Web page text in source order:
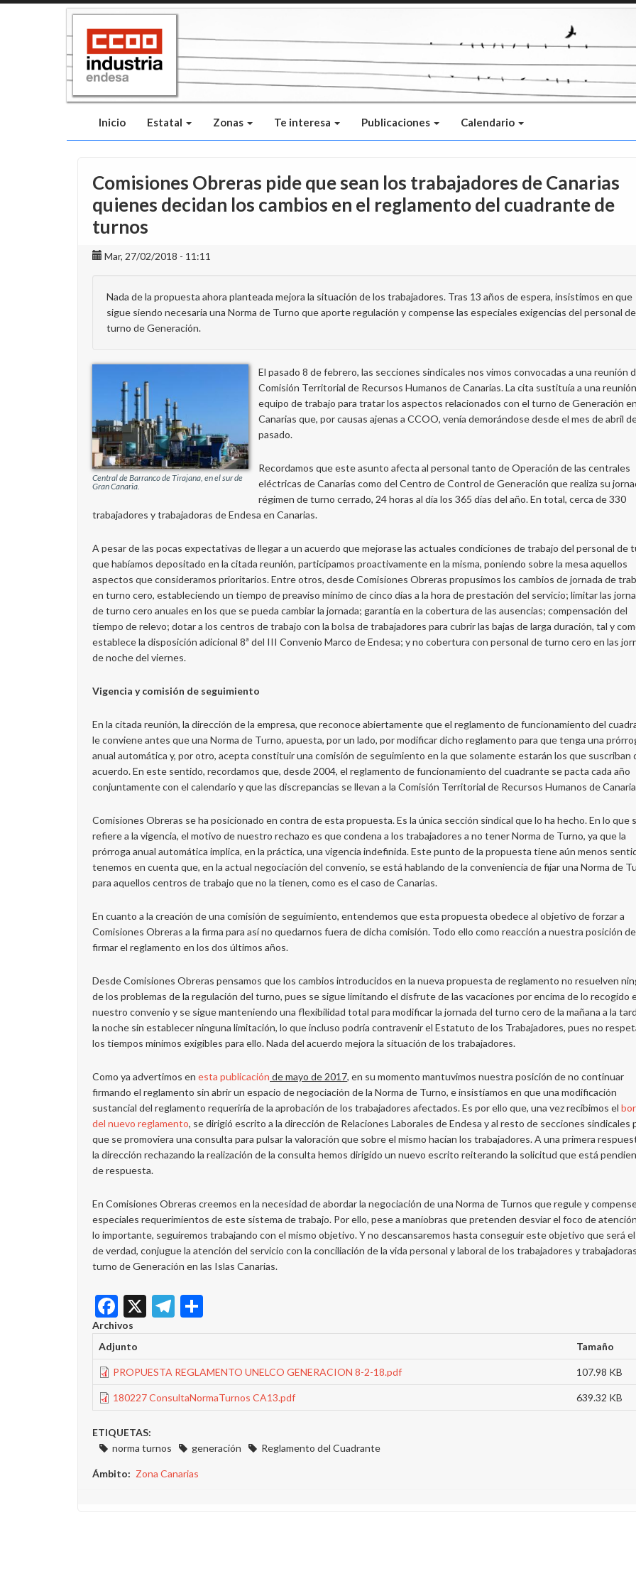
Inicio Estatal Zonas Te interesa Publicaciones Calendario
Comisiones Obreras pide que sean los trabajadores de Canarias
quienes decidan los cambios en el reglamento del cuadrante de
turnos
Mar, 27/02/2018 - 11:11
Nada de la propuesta ahora planteada mejora la situación de los trabajadores. Tras 13 años de espera, insistimos en que
sigue siendo necesaria una Norma de Turno que aporte regulación y compense las especiales exigencias del personal de
turno de Generación.
Central de Barranco de Tirajana, en el sur de
Gran Canaria.
El pasado 8 de febrero, las secciones sindicales nos vimos convocadas a una reunión
Comisión Territorial de Recursos Humanos de Canarias. La cita sustituía a una
equipo de trabajo para tratar los aspectos relacionados con el turno de Generación en
Canarias que, por causas ajenas a CCOO, venía demorándose desde el mes de abril
pasado.
Recordamos que este asunto afecta al personal tanto de Operación de las centrales
eléctricas de Canarias como del Centro de Control de Generación que realiza su
régimen de turno cerrado, 24 horas al día los 365 días del año. En total, cerca de 330
trabajadores y trabajadoras de Endesa en Canarias.
A pesar de las pocas expectativas de llegar a un acuerdo que mejorase las actuales condiciones de trabajo del personal de
que habíamos depositado en la citada reunión, participamos proactivamente en la misma, poniendo sobre la mesa aquellos
aspectos que consideramos prioritarios. Entre otros, desde Comisiones Obreras propusimos los cambios de jornada de
en turno cero, estableciendo un tiempo de preaviso mínimo de cinco días a la hora de prestación del servicio; limitar las
de turno cero anuales en los que se pueda cambiar la jornada; garantía en la cobertura de las ausencias; compensación del
tiempo de relevo; dotar a los centros de trabajo con la bolsa de trabajadores para cubrir las bajas de larga duración, tal y
establece la disposición adicional 8ª del III Convenio Marco de Endesa; y no cobertura con personal de turno cero en las
de noche del viernes.
Vigencia y comisión de seguimiento
En la citada reunión, la dirección de la empresa, que reconoce abiertamente que el reglamento de funcionamiento del
le conviene antes que una Norma de Turno, apuesta, por un lado, por modificar dicho reglamento para que tenga una
anual automática y, por otro, acepta constituir una comisión de seguimiento en la que solamente estarán los que suscriban
acuerdo. En este sentido, recordamos que, desde 2004, el reglamento de funcionamiento del cuadrante se pacta cada año
conjuntamente con el calendario y que las discrepancias se llevan a la Comisión Territorial de Recursos Humanos de
Comisiones Obreras se ha posicionado en contra de esta propuesta. Es la única sección sindical que lo ha hecho. En lo que
refiere a la vigencia, el motivo de nuestro rechazo es que condena a los trabajadores a no tener Norma de Turno, ya que la
prórroga anual automática implica, en la práctica, una vigencia indefinida. Este punto de la propuesta tiene aún menos
tenemos en cuenta que, en la actual negociación del convenio, se está hablando de la conveniencia de fijar una Norma de
para aquellos centros de trabajo que no la tienen, como es el caso de Canarias.
En cuanto a la creación de una comisión de seguimiento, entendemos que esta propuesta obedece al objetivo de forzar a
Comisiones Obreras a la firma para así no quedarnos fuera de dicha comisión. Todo ello como reacción a nuestra posición
firmar el reglamento en los dos últimos años.
Desde Comisiones Obreras pensamos que los cambios introducidos en la nueva propuesta de reglamento no resuelven
de los problemas de la regulación del turno, pues se sigue limitando el disfrute de las vacaciones por encima de lo recogido
nuestro convenio y se sigue manteniendo una flexibilidad total para modificar la jornada del turno cero de la mañana a la
la noche sin establecer ninguna limitación, lo que incluso podría contravenir el Estatuto de los Trabajadores, pues no
los tiempos mínimos exigibles para ello. Nada del acuerdo mejora la situación de los trabajadores.
Como ya advertimos en esta publicación de mayo de 2017, en su momento mantuvimos nuestra posición de no continuar
firmando el reglamento sin abrir un espacio de negociación de la Norma de Turno, e insistíamos en que una modificación
sustancial del reglamento requeriría de la aprobación de los trabajadores afectados. Es por ello que, una vez recibimos el
del nuevo reglamento, se dirigió escrito a la dirección de Relaciones Laborales de Endesa y al resto de secciones sindicales
que se promoviera una consulta para pulsar la valoración que sobre el mismo hacían los trabajadores. A una primera
la dirección rechazando la realización de la consulta hemos dirigido un nuevo escrito reiterando la solicitud que está
de respuesta.
En Comisiones Obreras creemos en la necesidad de abordar la negociación de una Norma de Turnos que regule y
especiales requerimientos de este sistema de trabajo. Por ello, pese a maniobras que pretenden desviar el foco de
lo importante, seguiremos trabajando con el mismo objetivo. Y no descansaremos hasta conseguir este objetivo que será
de verdad, conjugue la atención del servicio con la conciliación de la vida personal y laboral de los trabajadores y
turno de Generación en las Islas Canarias.
Facebook
X Telegram
Archivos
Adjunto
Tamaño
PROPUESTA REGLAMENTO UNELCO GENERACION 8-2-18.pdf 107.98 KB
180227 ConsultaNormaTurnos CA13.pdf 639.32 KB
ETIQUETAS:
norma turnos
generación Reglamento del Cuadrante
Ámbito Zona Canarias